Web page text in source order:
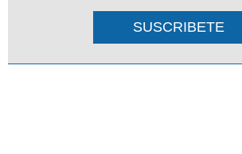
SUSCRIBETE